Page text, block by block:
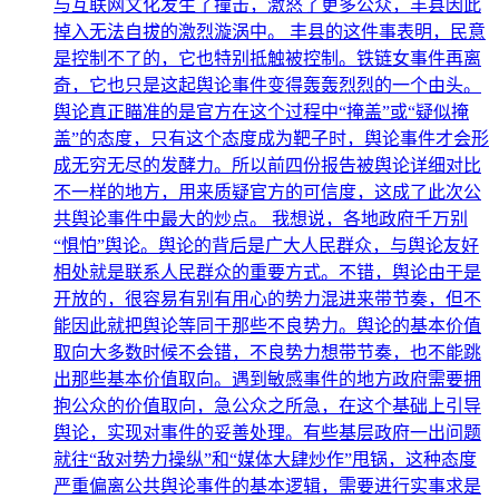
与互联网文化发生了撞击，激怒了更多公众，丰县因此
掉入无法自拔的激烈漩涡中。 丰县的这件事表明，民意
是控制不了的，它也特别抵触被控制。铁链女事件再离
奇，它也只是这起舆论事件变得轰轰烈烈的一个由头。
舆论真正瞄准的是官方在这个过程中“掩盖”或“疑似掩
盖”的态度，只有这个态度成为靶子时，舆论事件才会形
成无穷无尽的发酵力。所以前四份报告被舆论详细对比
不一样的地方，用来质疑官方的可信度，这成了此次公
共舆论事件中最大的炒点。 我想说，各地政府千万别
“惧怕”舆论。舆论的背后是广大人民群众，与舆论友好
相处就是联系人民群众的重要方式。不错，舆论由于是
开放的，很容易有别有用心的势力混进来带节奏，但不
能因此就把舆论等同于那些不良势力。舆论的基本价值
取向大多数时候不会错，不良势力想带节奏，也不能跳
出那些基本价值取向。遇到敏感事件的地方政府需要拥
抱公众的价值取向，急公众之所急，在这个基础上引导
舆论，实现对事件的妥善处理。有些基层政府一出问题
就往“敌对势力操纵”和“媒体大肆炒作”甩锅，这种态度
严重偏离公共舆论事件的基本逻辑，需要进行实事求是